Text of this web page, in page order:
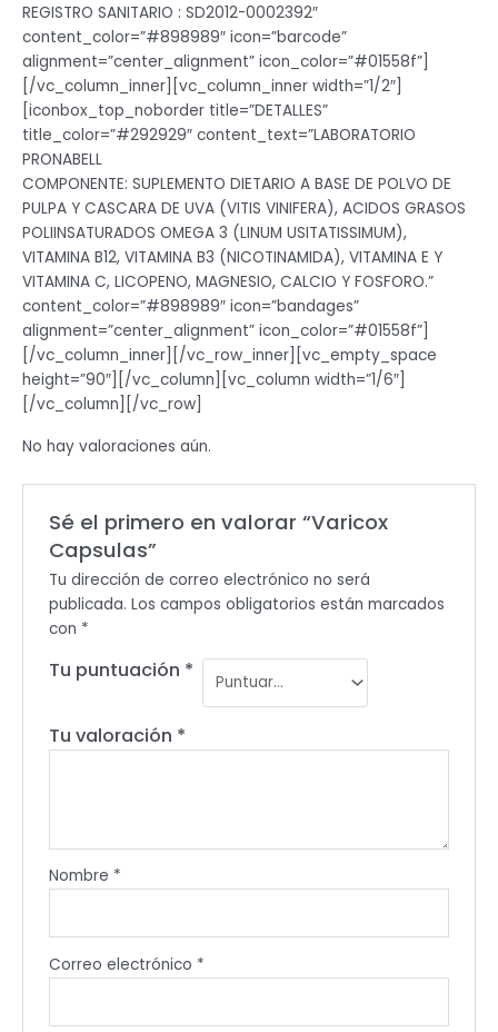
REGISTRO SANITARIO : SD2012-0002392″
content_color=”#898989″ icon=”barcode”
alignment=”center_alignment” icon_color=”#01558f”]
[/vc_column_inner][vc_column_inner width=”1/2″]
[iconbox_top_noborder title=”DETALLES”
title_color=”#292929″ content_text=”LABORATORIO
PRONABELL
COMPONENTE: SUPLEMENTO DIETARIO A BASE DE POLVO DE
PULPA Y CASCARA DE UVA (VITIS VINIFERA), ACIDOS GRASOS
POLIINSATURADOS OMEGA 3 (LINUM USITATISSIMUM),
VITAMINA B12, VITAMINA B3 (NICOTINAMIDA), VITAMINA E Y
VITAMINA C, LICOPENO, MAGNESIO, CALCIO Y FOSFORO.”
content_color=”#898989″ icon=”bandages”
alignment=”center_alignment” icon_color=”#01558f”]
[/vc_column_inner][/vc_row_inner][vc_empty_space
height=”90″][/vc_column][vc_column width=”1/6″]
[/vc_column][/vc_row]
No hay valoraciones aún.
Sé el primero en valorar “Varicox
Capsulas”
Tu dirección de correo electrónico no será
publicada. Los campos obligatorios están marcados
con *
Tu puntuación *
Tu valoración *
Nombre *
Correo electrónico *